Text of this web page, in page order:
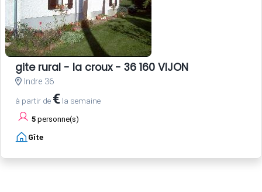
gite rural - la croux - 36 160 VIJON
Indre 36
à partir de € la semaine
5 personne(s)
Gîte